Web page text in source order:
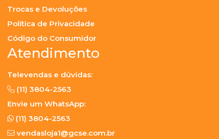
Trocas e Devoluções
Política de Privacidade
Código do Consumidor
Atendimento
Televendas e dúvidas:
(11) 3804-2563
Envie um WhatsApp:
(11) 3804-2563
vendasloja1@gcse.com.br